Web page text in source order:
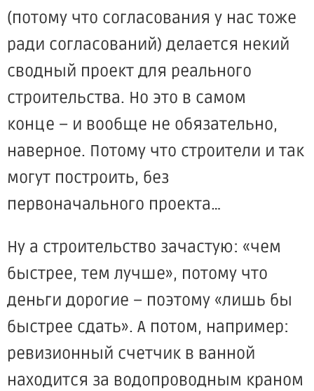
(потому что согласования у нас тоже
ради согласований) делается некий
сводный проект для реального
строительства. Но это в самом
конце – и вообще не обязательно,
наверное. Потому что строители и так
могут построить, без
первоначального проекта…
Ну а строительство зачастую: «чем
быстрее, тем лучше», потому что
деньги дорогие – поэтому «лишь бы
быстрее сдать». А потом, например:
ревизионный счетчик в ванной
находится за водопроводным краном